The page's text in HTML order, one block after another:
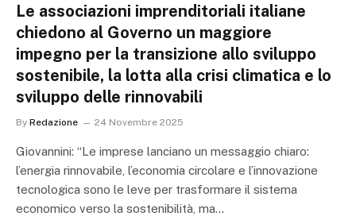
Le associazioni imprenditoriali italiane
chiedono al Governo un maggiore
impegno per la transizione allo sviluppo
sostenibile, la lotta alla crisi climatica e lo
sviluppo delle rinnovabili
By Redazione 24 Novembre 2025
Giovannini: “Le imprese lanciano un messaggio chiaro:
l’energia rinnovabile, l’economia circolare e l’innovazione
tecnologica sono le leve per trasformare il sistema
economico verso la sostenibilità, ma…